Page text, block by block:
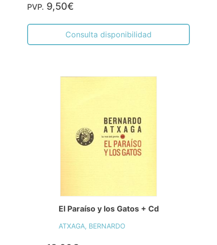
PVP. 9,50€
Consulta disponibilidad
El Paraíso y los Gatos + Cd
ATXAGA, BERNARDO